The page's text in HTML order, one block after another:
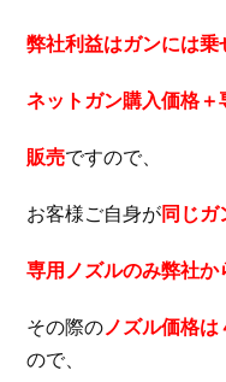
弊社利益はガンには乗
ネットガン購入価格＋
販売ですので、
お客様ご自身が同じガ
専用ノズルのみ弊社か
その際の ノズル価格は
ので、